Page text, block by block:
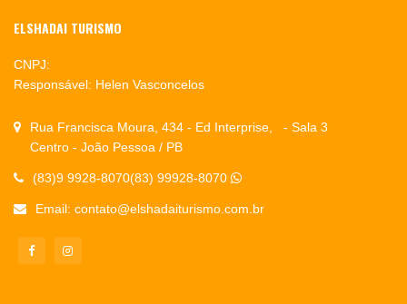
ELSHADAI TURISMO
CNPJ:
Responsável: Helen Vasconcelos
Rua Francisca Moura, 434 - Ed Interprise, - Sala 3
Centro - João Pessoa / PB
(83)9 9928-8070(83) 99928-8070
Email: contato@elshadaiturismo.com.br